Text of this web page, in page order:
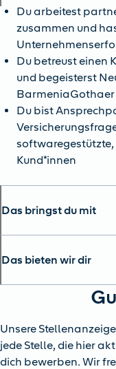
Du arbeitest
zusammen und
Du betreust einen
und begeisterst
BarmeniaGothaer
Du bist
Kund*innen
Das bringst du mit
Das bieten wir dir
Unsere
jede Stelle, die hier
dich bewerben. Wir